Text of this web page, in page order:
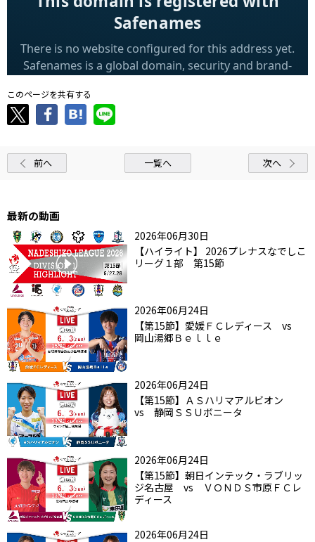
このページを共有する
前へ 一覧へ 次へ
最新の動画
2026年06月30日
【ハイライト】 2026プレナスなでしこ
リーグ１部 第15節
2026年06月24日
【第15節】愛媛ＦＣレディース vs
岡山湯郷Ｂｅｌｌｅ
2026年06月24日
【第15節】ＡＳハリマアルビオン
vs 静岡ＳＳＵボニータ
2026年06月24日
【第15節】朝日インテック・ラブリッ
ジ名古屋 vs ＶＯＮＤＳ市原ＦＣレ
ディース
2026年06月24日